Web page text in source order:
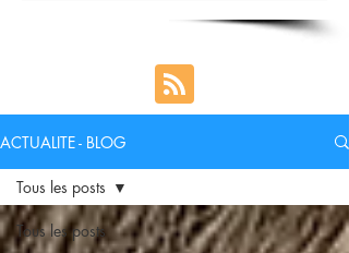
ACTUALITE - BLOG
Tous les posts
Tous les posts